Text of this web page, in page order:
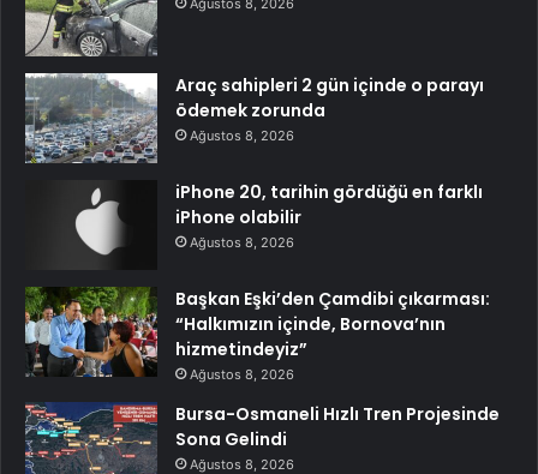
Ağustos 8, 2026
Araç sahipleri 2 gün içinde o parayı
ödemek zorunda
Ağustos 8, 2026
iPhone 20, tarihin gördüğü en farklı
iPhone olabilir
Ağustos 8, 2026
Başkan Eşki’den Çamdibi çıkarması:
“Halkımızın içinde, Bornova’nın
hizmetindeyiz”
Ağustos 8, 2026
Bursa-Osmaneli Hızlı Tren Projesinde
Sona Gelindi
Ağustos 8, 2026